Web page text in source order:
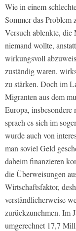
Wie in einem
Sommer das Problem
Versuch ablenkte, die
niemand wollte,
wirkungsvoll
zuständig waren,
zu stärken. Doch im
Migranten aus dem
Europa,
sprach es sich im
wurde auch von
man soviel Geld
daheim finanzieren
die Überweisungen
Wirtschaftsfaktor,
verständlicherweise
zurückzunehmen. Im
umgerechnet 17,7